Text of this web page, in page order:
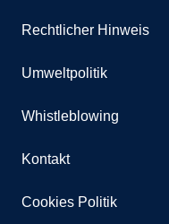
Rechtlicher Hinweis
Umweltpolitik
Whistleblowing
Kontakt
Cookies Politik